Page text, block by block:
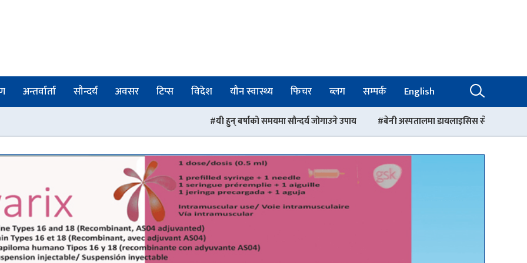
अन्तर्वार्ता सौन्दर्य अवसर टिप्स विदेश यौन स्वास्थ्य फिचर ब्लग सम्पर्क English
यी हुन् बर्षाको समयमा सौन्दर्य जोगाउने उपाय बेनी अस्पतालमा डायलाइसिस सेवा विस्तार पूर्व स्वास्थ्य